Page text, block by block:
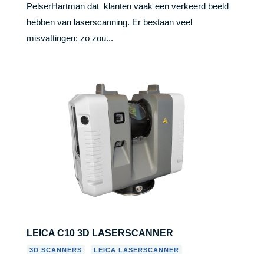
PelserHartman dat klanten vaak een verkeerd beeld
hebben van laserscanning. Er bestaan veel
misvattingen; zo zou...
LEICA C10 3D LASERSCANNER
3D SCANNERS LEICA LASERSCANNER